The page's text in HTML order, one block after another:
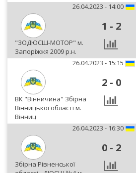
26.04.2023 - 14:00
1 - 2
"ЗОДЮСШ-МОТОР" м.
Запоріжжя 2009 р.н.
26.04.2023 - 15:15
2 - 0
ВК "Вінничина" Збірна
Вінницької області м.
Вінниц
26.04.2023 - 16:30
0 - 2
Збірна Рівненської